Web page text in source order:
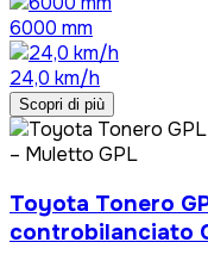
6000 mm
24,0 km/h
Scopri di più
Toyota Tonero
controbilanciato